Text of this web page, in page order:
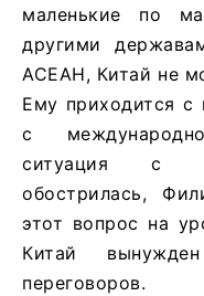
маленькие по
другими
АСЕАН, Китай не
Ему приходится с
с
ситуация с
обострилась,
этот вопрос на
Китай
переговоров.